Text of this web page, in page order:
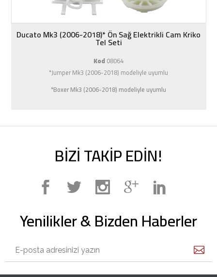
Ducato Mk3 (2006-2018)* Ön Sağ Elektrikli Cam Kriko
Tel Seti
Kod08064
*Jumper Mk3 (2006-2018) modeliyle uyumlu
*Boxer Mk3 (2006-2018) modeliyle uyumlu
BİZİ TAKİP EDİN!
Yenilikler & Bizden Haberler